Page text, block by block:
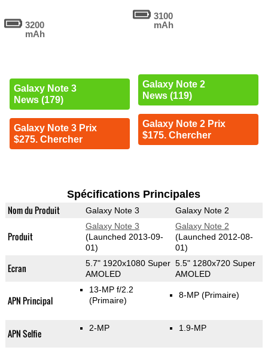
3200
mAh
Galaxy Note 3
News (179)
Galaxy Note 3 Prix
$275. Chercher
3100
mAh
Galaxy Note 2
News (119)
Galaxy Note 2 Prix
$175. Chercher
Spécifications Principales
Nom du Produit Galaxy Note 3 Galaxy Note 2
Produit
Galaxy Note 3
(Launched 2013-09-
01)
Galaxy Note 2
(Launched 2012-08-
01)
Ecran
5.7" 1920x1080 Super
AMOLED
5.5" 1280x720 Super
AMOLED
APN Principal
13-MP f/2.2
(Primaire)
8-MP (Primaire)
APN Selfie 2-MP 1.9-MP